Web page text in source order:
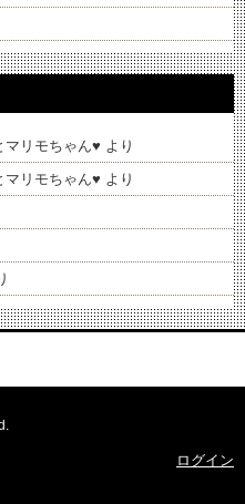
マリモちゃん♥️ より
マリモちゃん♥️ より
ログイン